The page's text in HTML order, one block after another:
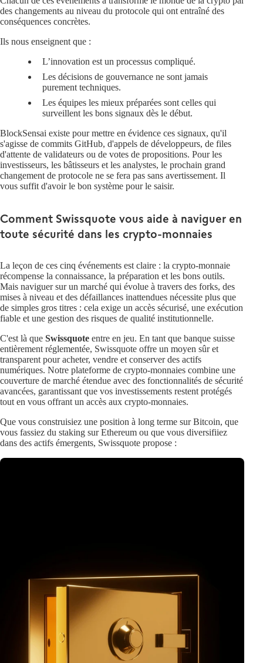
des changements au niveau du protocole qui ont entraîné des
conséquences concrètes.
Ils nous enseignent que :
L’innovation est un processus compliqué.
Les décisions de gouvernance ne sont jamais
purement techniques.
Les équipes les mieux préparées sont celles qui
surveillent les bons signaux dès le début.
BlockSensai existe pour mettre en évidence ces signaux, qu'il
s'agisse de commits GitHub, d'appels de développeurs, de files
d'attente de validateurs ou de votes de propositions. Pour les
investisseurs, les bâtisseurs et les analystes, le prochain grand
changement de protocole ne se fera pas sans avertissement. Il
vous suffit d'avoir le bon système pour le saisir.
Comment Swissquote vous aide à naviguer en
toute sécurité dans les crypto-monnaies
La leçon de ces cinq événements est claire : la crypto-monnaie
récompense la connaissance, la préparation et les bons outils.
Mais naviguer sur un marché qui évolue à travers des forks, des
mises à niveau et des défaillances inattendues nécessite plus que
de simples gros titres : cela exige un accès sécurisé, une exécution
fiable et une gestion des risques de qualité institutionnelle.
C'est là que Swissquote entre en jeu. En tant que banque suisse
entièrement réglementée, Swissquote offre un moyen sûr et
transparent pour acheter, vendre et conserver des actifs
numériques. Notre plateforme de crypto-monnaies combine une
couverture de marché étendue avec des fonctionnalités de sécurité
avancées, garantissant que vos investissements restent protégés
tout en vous offrant un accès aux crypto-monnaies.
Que vous construisiez une position à long terme sur Bitcoin, que
vous fassiez du staking sur Ethereum ou que vous diversifiiez
dans des actifs émergents, Swissquote propose :